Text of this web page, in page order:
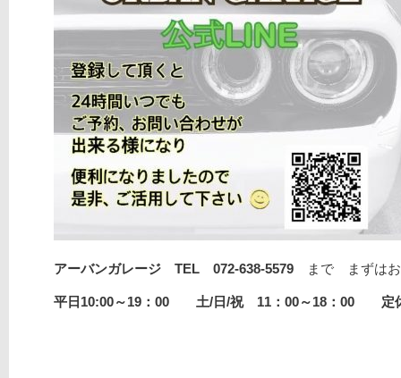
アーバンガレージ TEL 072-638-5579 まで まずは
平日10:00～19：00 土/日/祝 11：00～18：00 定